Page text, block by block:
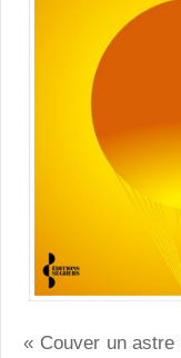
« Couver un astre